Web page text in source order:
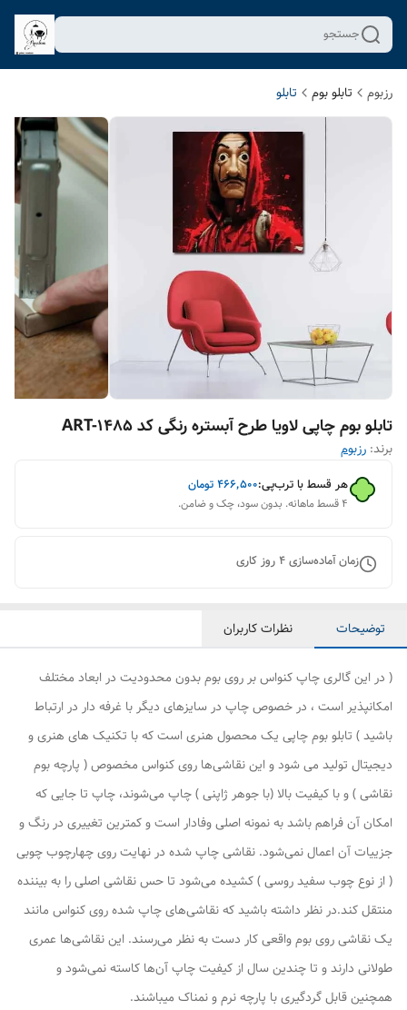
جستجو
رزبوم تابلو بوم تابلو
تابلو بوم چاپی لاویا طرح آبستره رنگی کد ART-1485
برند: رزبوم
هر قسط با ترب‌پی:۴۶۶٬۵۰۰تومان
۴ قسط ماهانه. بدون سود، چک و ضامن.
زمان آماده‌سازی4روز کاری
توضیحات نظرات کاربران
( در این گالری چاپ کنواس بر روی بوم بدون محدودیت در ابعاد مختلف
امکانپذیر است ، در خصوص چاپ در سایزهای دیگر با غرفه دار در ارتباط
باشید ) تابلو بوم چاپی یک محصول هنری است که با تکنیک های هنری و
دیجیتال تولید می شود و این نقاشی‌ها روی کنواس مخصوص ( پارچه بوم
نقاشی ) و با کیفیت بالا (با جوهر ژاپنی ) چاپ می‌شوند، چاپ تا جایی که
امکان آن فراهم باشد به نمونه اصلی وفادار است و کمترین تغییری در رنگ و
جزییات آن اعمال نمی‌شود. نقاشی چاپ شده در نهایت روی چهارچوب چوبی
( از نوع چوب سفید روسی ) کشیده می‌شود تا حس نقاشی اصلی را به بیننده
منتقل کند.در نظر داشته باشید که نقاشی‌های چاپ شده روی کنواس مانند
یک نقاشی روی بوم واقعی کار دست به نظر می‌رسند. این نقاشی‌ها عمری
طولانی دارند و تا چندین سال از کیفیت چاپ آن‌ها کاسته نمی‌شود و
همچنین قابل گردگیری با پارچه نرم و نمناک میباشند.